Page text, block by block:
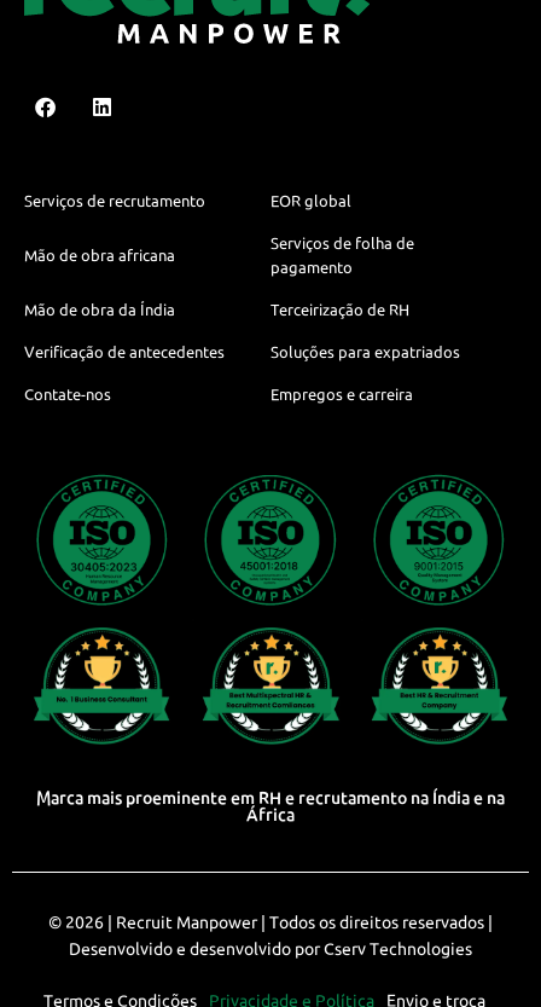
Serviços de recrutamento EOR global
Mão de obra africana
Serviços de folha de
pagamento
Mão de obra da Índia Terceirização de RH
Verificação de antecedentes Soluções para expatriados
Contate-nos Empregos e carreira
Marca mais proeminente em RH e recrutamento na Índia e na
África
© 2026 | Recruit Manpower| Todos os direitos reservados |
Desenvolvido e desenvolvido porCserv Technologies
Termos e Condições Privacidade e Política Envio e troca